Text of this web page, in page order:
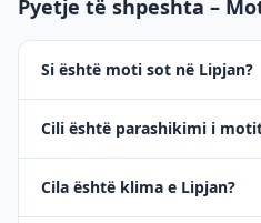
Pyetje të shpeshta –
Si është moti sot në Lipjan?
Cili është parashikimi i
Cila është klima e Lipjan?